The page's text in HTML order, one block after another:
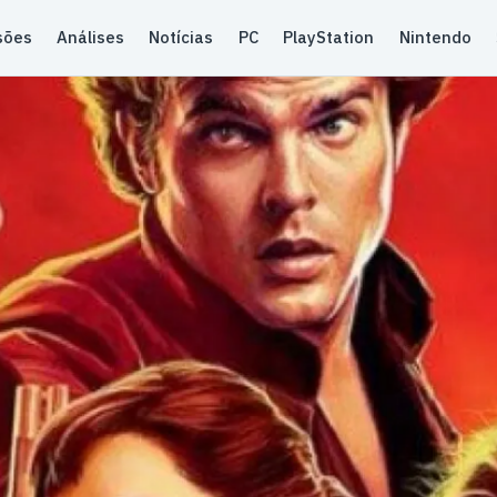
Análises Notícias PC PlayStation Nintendo